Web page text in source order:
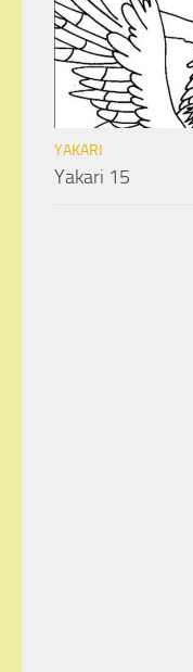
YAKARI
Yakari 15